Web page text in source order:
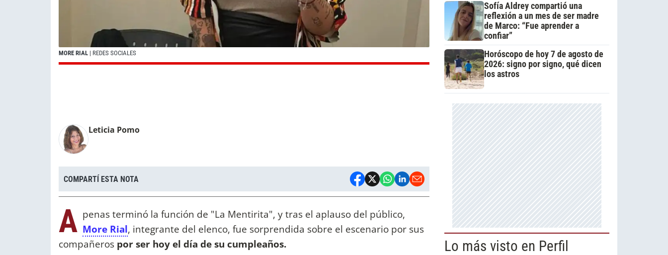
MORE RIAL | REDES SOCIALES
Leticia Pomo
COMPARTÍ ESTA NOTA
A penas terminó la función de "La Mentirita", y tras el aplauso del público,
More Rial, integrante del elenco, fue sorprendida sobre el escenario por sus
compañeros por ser hoy el día de su cumpleaños.
Sofía Aldrey compartió una
reflexión a un mes de ser madre
de Marco: “Fue aprender a
confiar”
Horóscopo de hoy 7 de agosto de
2026: signo por signo, qué dicen
los astros
Lo más visto en Perfil